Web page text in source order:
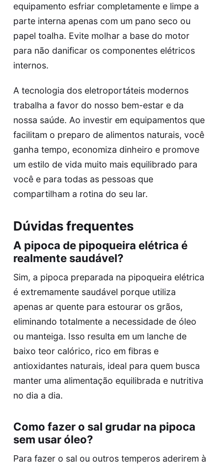
equipamento esfriar completamente e limpe a
parte interna apenas com um pano seco ou
papel toalha. Evite molhar a base do motor
para não danificar os componentes elétricos
internos.
A tecnologia dos eletroportáteis modernos
trabalha a favor do nosso bem-estar e da
nossa saúde. Ao investir em equipamentos que
facilitam o preparo de alimentos naturais, você
ganha tempo, economiza dinheiro e promove
um estilo de vida muito mais equilibrado para
você e para todas as pessoas que
compartilham a rotina do seu lar.
Dúvidas frequentes
A pipoca de pipoqueira elétrica é
realmente saudável?
Sim, a pipoca preparada na pipoqueira elétrica
é extremamente saudável porque utiliza
apenas ar quente para estourar os grãos,
eliminando totalmente a necessidade de óleo
ou manteiga. Isso resulta em um lanche de
baixo teor calórico, rico em fibras e
antioxidantes naturais, ideal para quem busca
manter uma alimentação equilibrada e nutritiva
no dia a dia.
Como fazer o sal grudar na pipoca
sem usar óleo?
Para fazer o sal ou outros temperos aderirem à